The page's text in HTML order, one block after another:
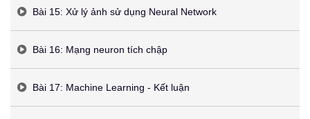
Bài 15: Xử lý ảnh sử dụng Neural Network
Bài 16: Mạng neuron tích chập
Bài 17: Machine Learning - Kết luận